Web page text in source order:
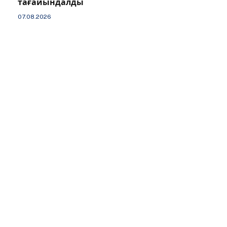
тағайындалды
07.08.2026